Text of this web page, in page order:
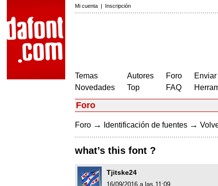
Mi cuenta | Inscripción
Temas
Novedades
Autores
Top
Foro
FAQ
Foro
Foro → Identificación de fuentes →
what’s this font ?
Tjitske24
16/09/2016 a las 11:09